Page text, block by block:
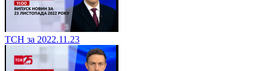
ТСН за 2022.11.23